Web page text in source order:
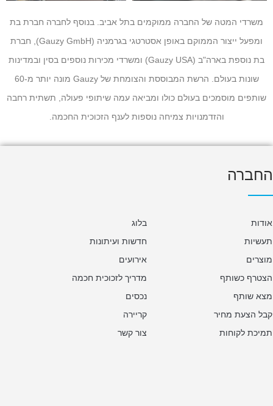
משרדי המטה של החברה ממוקמים בתל אביב. בנוסף לחברה חברת בת
ומפעל ייצור הממוקם באופן אסטרטגי בגרמניה (Gauzy GmbH), חברת
בת נוספת בארה"ב (Gauzy USA) ומשרדי מכירות נוספים בסין ובמדינות
שונות בעולם. הרשת המבוססת והצומחת של Gauzy מונה יותר מ-60
שותפים מוסמכים בעולם כולו ומביאה עמה שיתופי פעולה, תשתית רחבה
והזדמנויות צמיחה נוספות לענף הזכוכית החכמה.
החברה
אודות
תעשיות
מוצרים
הצטרף כשותף
מצא שותף
קבל הצעת מחיר
תמיכת לקוחות
בלוג
חדשות ועיתונות
אירועים
מדריך לזכוכית חכמה
נכסים
קריירה
צור קשר